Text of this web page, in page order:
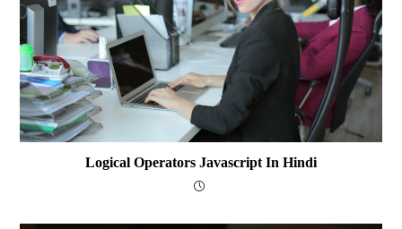
Logical Operators Javascript In Hindi